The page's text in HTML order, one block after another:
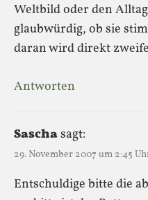
Weltbild oder den
glaubwürdig, ob sie
daran wird direkt
Antworten
Saschasagt:
29. November 2007 um 2:45
Entschuldige bitte die